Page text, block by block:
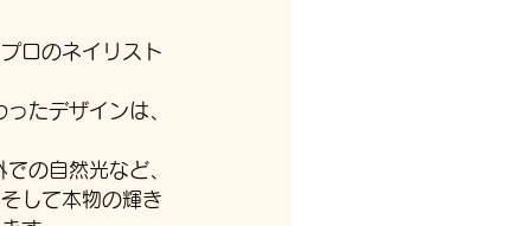
ロのネイリスト
たデザインは、
の自然光など、
して本物の輝き